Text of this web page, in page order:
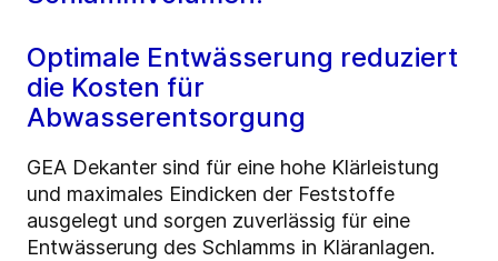
Optimale Entwässerung reduziert
die Kosten für
Abwasserentsorgung
GEA Dekanter sind für eine hohe Klärleistung
und maximales Eindicken der Feststoffe
ausgelegt und sorgen zuverlässig für eine
Entwässerung des Schlamms in Kläranlagen.